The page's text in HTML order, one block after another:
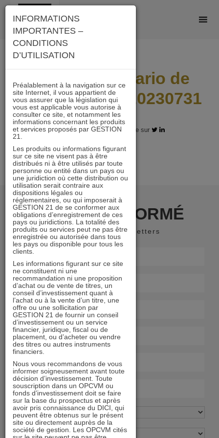
Skip
content
I21_AC_Scenario de
performance_20230731
07.12.2023 - Partagez l'article sur
RESTER INFORMÉ
Recevoir nos newsletters
INFORMATIONS
IMPORTANTES –
CONDITIONS
D’UTILISATION
Préalablement à la navigation sur ce
site Internet, il vous appartient de
vous assurer que la législation qui
vous est applicable vous autorise à
consulter ce site, et notamment les
informations concernant les produits
et services proposés par GESTION
21.
Les produits ou informations figurant
sur ce site ne visent pas à être
distribués ni à être utilisés par toute
personne ou entité dans un pays ou
une juridiction où cette distribution ou
utilisation serait contraire aux
dispositions légales ou
réglementaires, ou qui imposerait à
GESTION 21 de se conformer aux
obligations d’enregistrement de ces
pays ou juridictions. La totalité des
produits ou services peut ne pas être
enregistrée ou autorisée dans tous
les pays ou disponible pour tous les
clients.
Les informations figurant sur ce site
ne constituent ni une
recommandation ni une proposition
d’achat ou de vente de titres, un
conseil d’investissement quant à
l’achat ou à la vente d’un titre, une
offre ou une sollicitation par
GESTION 21 de fournir un conseil
d’investissement ou un service
financier, juridique, fiscal ou de
placement, ou d’acheter ou vendre
des titres ou autres instruments
financiers.
Nous vous recommandons de vous
informer soigneusement avant toute
décision d’investissement. Toute
souscription dans un OPCVM ou
fonds d’investissement doit se faire
sur la base du prospectus et après
avoir pris connaissance du DICI, qui
peuvent être obtenus sur le présent
site ou directement auprès de la
société de gestion. Les OPCVM cités